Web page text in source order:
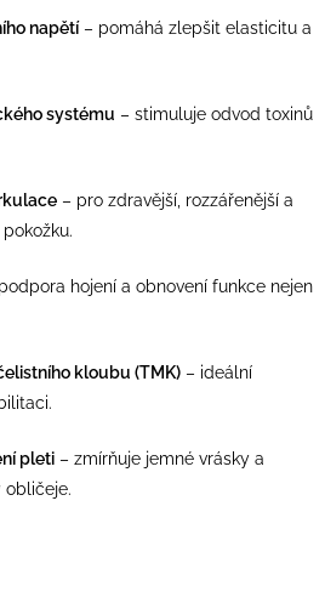
napětí– pomáhá zlepšit elasticitu a
systému – stimuluje odvod toxinů
– pro zdravější, rozzářenější a
hojení a obnovení funkce nejen
kloubu (TMK) – ideální
pleti – zmírňuje jemné vrásky a
obličeje.